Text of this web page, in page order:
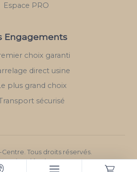
Espace PRO
Engagements
choix garanti
direct usine
plus grand choix
sécurisé
Tous droits réservés.
légales